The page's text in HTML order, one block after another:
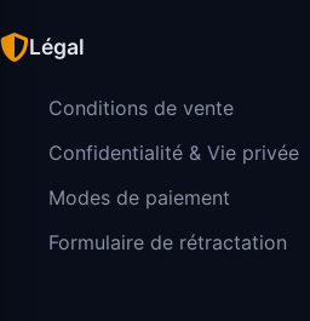
Légal
Conditions de vente
Confidentialité & Vie privée
Modes de paiement
Formulaire de rétractation